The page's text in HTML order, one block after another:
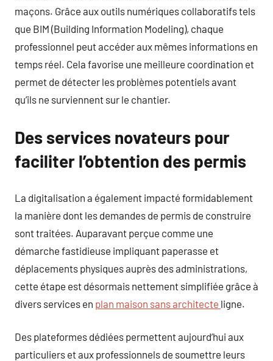
maçons. Grâce aux outils numériques collaboratifs tels
que BIM (Building Information Modeling), chaque
professionnel peut accéder aux mêmes informations en
temps réel. Cela favorise une meilleure coordination et
permet de détecter les problèmes potentiels avant
qu’ils ne surviennent sur le chantier.
Des services novateurs pour
faciliter l’obtention des permis
La digitalisation a également impacté formidablement
la manière dont les demandes de permis de construire
sont traitées. Auparavant perçue comme une
démarche fastidieuse impliquant paperasse et
déplacements physiques auprès des administrations,
cette étape est désormais nettement simplifiée grâce à
divers services en plan maison sans architecte ligne.
Des plateformes dédiées permettent aujourd’hui aux
particuliers et aux professionnels de soumettre leurs